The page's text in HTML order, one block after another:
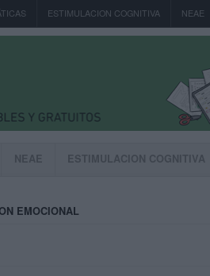
ESTIMULACION COGNITIVA NEAE
NEAE ESTIMULACION COGNITIVA
EMOCIONAL